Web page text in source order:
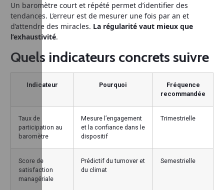
Un baromètre court et répété permet d’identifier des
tendances. L’erreur est de mesurer une fois par an et
d’attendre des miracles. La régularité vaut mieux que
l’exhaustivité.
Quels indicateurs concrets suivre
Indicateur Pourquoi
Fréquence
recommandée
Taux de
participation au
baromètre
Mesure l’engagement
et la confiance dans le
dispositif
Trimestrielle
Score de
satisfaction
managériale
Prédictif du turnover et
du climat
Semestrielle